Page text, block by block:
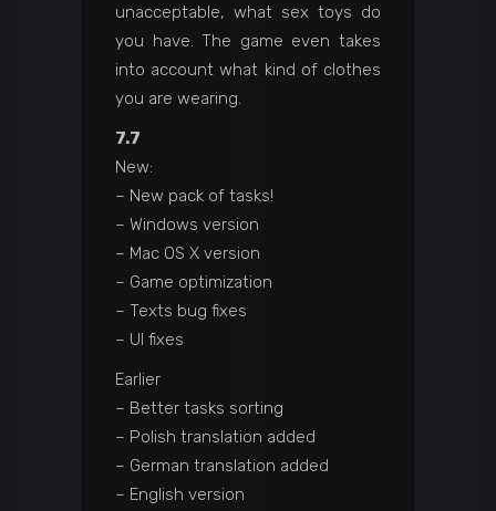
unacceptable, what sex toys do
you have. The game even takes
into account what kind of clothes
you are wearing.
7.7
New:
– New pack of tasks!
– Windows version
– Mac OS X version
– Game optimization
– Texts bug fixes
– UI fixes
Earlier
– Better tasks sorting
– Polish translation added
– German translation added
– English version